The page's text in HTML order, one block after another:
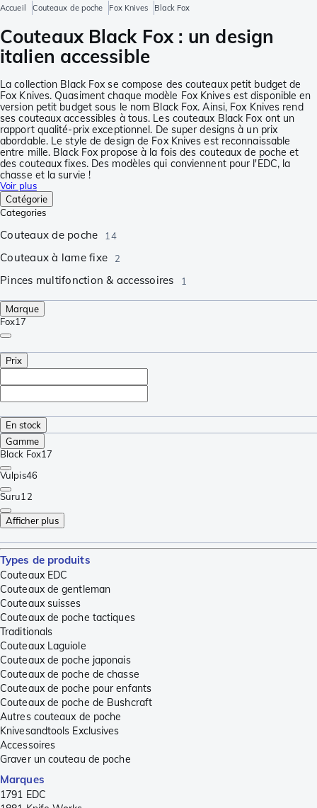
Accueil Couteaux de poche Fox Knives Black Fox
Couteaux Black Fox : un design
italien accessible
La collection Black Fox se compose des couteaux petit budget de
Fox Knives. Quasiment chaque modèle Fox Knives est disponible en
version petit budget sous le nom Black Fox. Ainsi, Fox Knives rend
ses couteaux accessibles à tous. Les couteaux Black Fox ont un
rapport qualité-prix exceptionnel. De super designs à un prix
abordable. Le style de design de Fox Knives est reconnaissable
entre mille. Black Fox propose à la fois des couteaux de poche et
des couteaux fixes. Des modèles qui conviennent pour l'EDC, la
chasse et la survie !
Voir plus
Catégorie
Categories
Couteaux de poche 14
Couteaux à lame fixe 2
Pinces multifonction & accessoires 1
Marque
Fox17
Prix
En stock
Gamme
Black Fox17
Vulpis46
Suru12
Afficher plus
Types de produits
Couteaux EDC
Couteaux de gentleman
Couteaux suisses
Couteaux de poche tactiques
Traditionals
Couteaux Laguiole
Couteaux de poche japonais
Couteaux de poche de chasse
Couteaux de poche pour enfants
Couteaux de poche de Bushcraft
Autres couteaux de poche
Knivesandtools Exclusives
Accessoires
Graver un couteau de poche
Marques
1791 EDC